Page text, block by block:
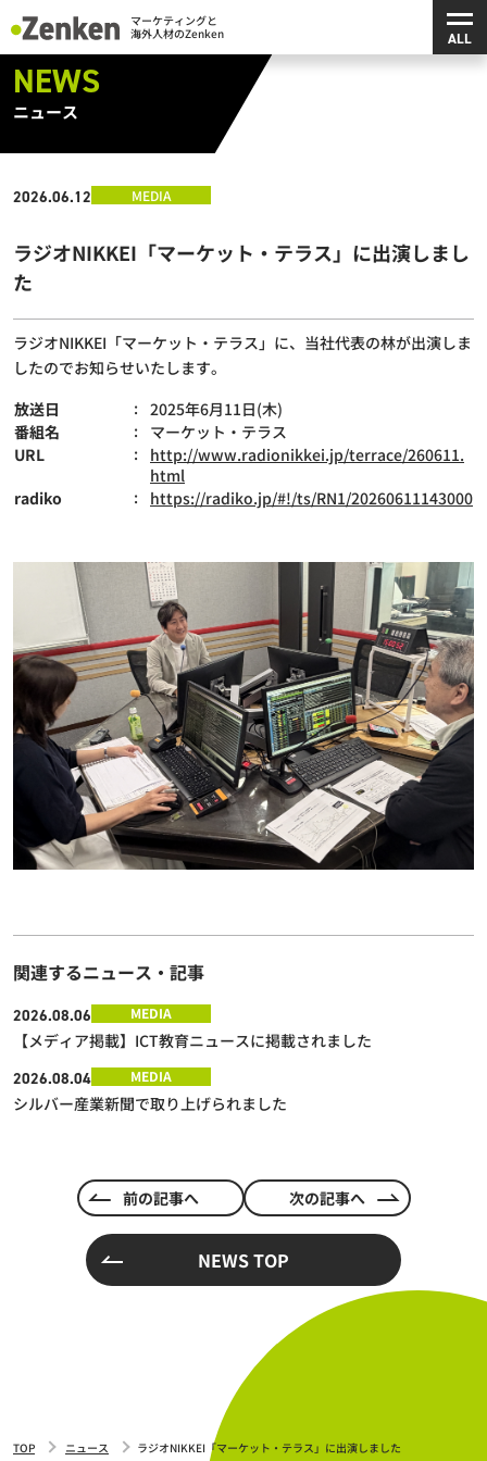
マーケティングと海外人材のZenken
メ
NEWS
ニュース
2026.06.12 MEDIA
ラジオNIKKEI「マーケット・テラス」に出演しまし
た
ラジオNIKKEI「マーケット・テラス」に、当社代表の林が出演しま
したのでお知らせいたします。
放送日
2025年6月11日(木)
番組名
マーケット・テラス
URL
http://www.radionikkei.jp/terrace/260611.
html
radiko
https://radiko.jp/#!/ts/RN1/20260611143000
関連するニュース・記事
2026.08.06 MEDIA
【メディア掲載】ICT教育ニュースに掲載されました
2026.08.04 MEDIA
シルバー産業新聞で取り上げられました
前の記事へ 次の記事へ
NEWS TOP
TOP ニュース ラジオNIKKEI「マーケット・テラス」に出演しました